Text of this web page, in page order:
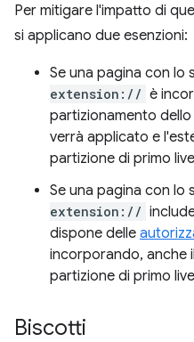
Per mitigare l'impatto di
si applicano due esenzioni:
Se una pagina con lo
extension:// è
partizionamento
verrà applicato e
partizione di primo
Se una pagina con lo
extension://
dispone delle
incorporando, anche
partizione di primo
Biscotti